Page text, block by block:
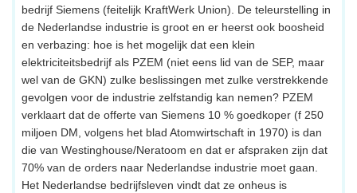
bedrijf Siemens (feitelijk KraftWerk Union). De teleurstelling in
de Nederlandse industrie is groot en er heerst ook boosheid
en verbazing: hoe is het mogelijk dat een klein
elektriciteitsbedrijf als PZEM (niet eens lid van de SEP, maar
wel van de GKN) zulke beslissingen met zulke verstrekkende
gevolgen voor de industrie zelfstandig kan nemen? PZEM
verklaart dat de offerte van Siemens 10 % goedkoper (f 250
miljoen DM, volgens het blad Atomwirtschaft in 1970) is dan
die van Westinghouse/Neratoom en dat er afspraken zijn dat
70% van de orders naar Nederlandse industrie moet gaan.
Het Nederlandse bedrijfsleven vindt dat ze onheus is